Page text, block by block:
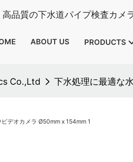
品質の下水道パイプ検査カメ
ABOUT US PRODUCTS
Co.,Ltd 下水処理に最適な